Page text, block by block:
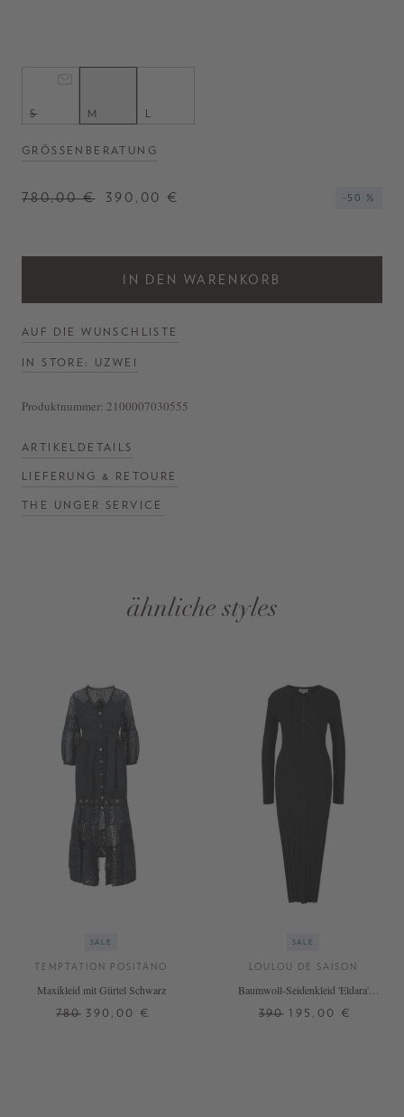
S M L
GRÖSSENBERATUNG
780,00 € 390,00 € -50 %
IN DEN WARENKORB
AUF DIE WUNSCHLISTE
IN STORE: UZWEI
Produktnummer: 2100007030555
ARTIKELDETAILS
LIEFERUNG & RETOURE
THE UNGER SERVICE
ähnliche styles
SALE
TEMPTATION POSITANO
Maxikleid mit Gürtel Schwarz
780 390,00 €
SALE
LOULOU DE SAISON
Baumwoll-Seidenkleid 'Eldara'
390 195,00 €